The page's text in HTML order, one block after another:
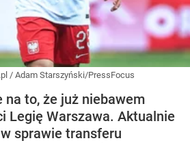
/ Adam Starszyński/PressFocus
to, że już niebawem
Legię Warszawa. Aktualnie
sprawie transferu